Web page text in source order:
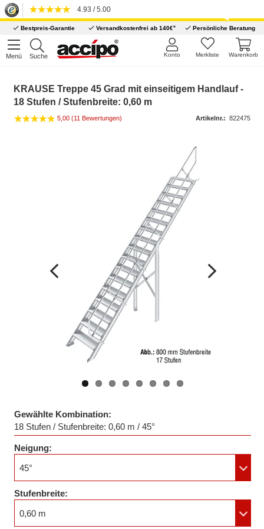
4.93 / 5.00
Bestpreis-Garantie Versandkostenfrei ab 140€* Persönliche Beratung
Menü Suche Warenkorb
Merkliste
Konto
KRAUSE Treppe 45 Grad mit einseitigem Handlauf -
18 Stufen / Stufenbreite: 0,60 m
5,00 (11 Bewertungen) Artikelnr.: 822475
Gewählte Kombination:
18 Stufen / Stufenbreite: 0,60 m / 45°
Neigung:
45°
Stufenbreite:
0,60 m